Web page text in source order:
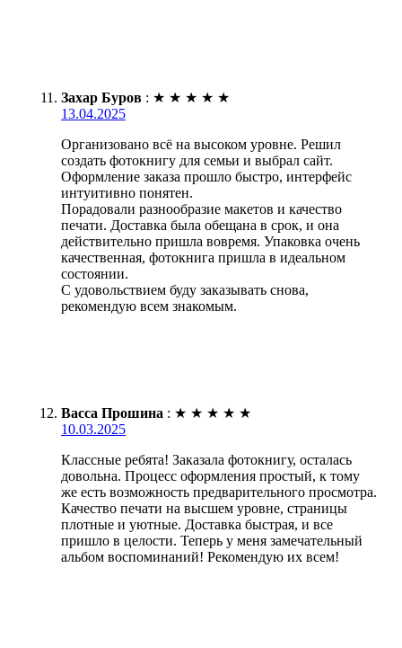
Захар Буров : ★ ★ ★ ★ ★
13.04.2025
Организовано всё на высоком уровне. Решил
создать фотокнигу для семьи и выбрал сайт.
Оформление заказа прошло быстро, интерфейс
интуитивно понятен.
Порадовали разнообразие макетов и качество
печати. Доставка была обещана в срок, и она
действительно пришла вовремя. Упаковка очень
качественная, фотокнига пришла в идеальном
состоянии.
С удовольствием буду заказывать снова,
рекомендую всем знакомым.
Васса Прошина : ★ ★ ★ ★ ★
10.03.2025
Классные ребята! Заказала фотокнигу, осталась
довольна. Процесс оформления простый, к тому
же есть возможность предварительного просмотра.
Качество печати на высшем уровне, страницы
плотные и уютные. Доставка быстрая, и все
пришло в целости. Теперь у меня замечательный
альбом воспоминаний! Рекомендую их всем!